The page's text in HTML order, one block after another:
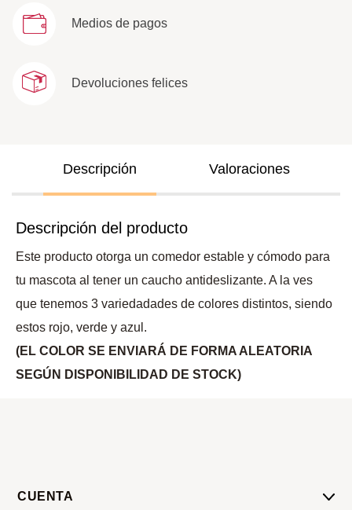
Medios de pagos
Devoluciones felices
Descripción Valoraciones
Descripción del producto
Este producto otorga un comedor estable y cómodo para
tu mascota al tener un caucho antideslizante. A la ves
que tenemos 3 variedadades de colores distintos, siendo
estos rojo, verde y azul.
(EL COLOR SE ENVIARÁ DE FORMA ALEATORIA
SEGÚN DISPONIBILIDAD DE STOCK)
CUENTA